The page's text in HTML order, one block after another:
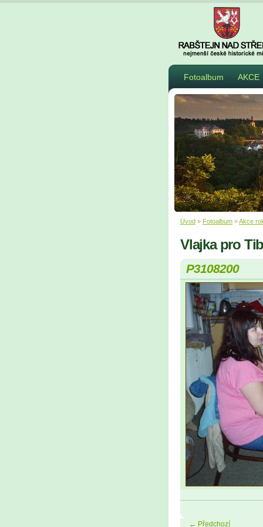
Fotoalbum AKCE
Úvod » Fotoalbum »Akce
Vlajka pro
P3108200
← Předchozí